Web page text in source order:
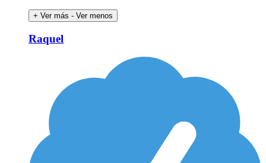
+ Ver más - Ver menos
Raquel